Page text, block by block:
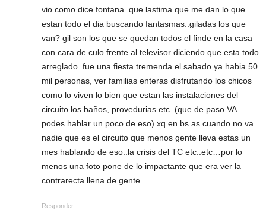
vio como dice fontana..que lastima que me dan lo que
estan todo el dia buscando fantasmas..giladas los que
van? gil son los que se quedan todos el finde en la casa
con cara de culo frente al televisor diciendo que esta todo
arreglado..fue una fiesta tremenda el sabado ya habia 50
mil personas, ver familias enteras disfrutando los chicos
como lo viven lo bien que estan las instalaciones del
circuito los baños, provedurias etc..(que de paso VA
podes hablar un poco de eso) xq en bs as cuando no va
nadie que es el circuito que menos gente lleva estas un
mes hablando de eso..la crisis del TC etc..etc…por lo
menos una foto pone de lo impactante que era ver la
contrarecta llena de gente..
Responder